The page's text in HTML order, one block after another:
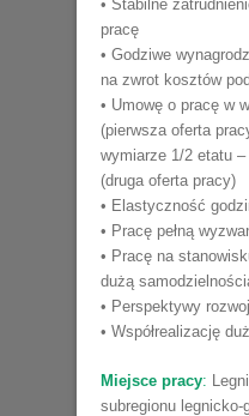
• Stabilne
pracę
• Godziwe
na zwrot kosztów
• Umowę o pracę w
(pierwsza oferta
wymiarze 1/2 etatu
(druga oferta pracy)
• Elastyczność
• Pracę pełną
• Pracę na
dużą
• Perspektywy
• Współrealizację
Miejsce pracy:
subregionu legnicko-